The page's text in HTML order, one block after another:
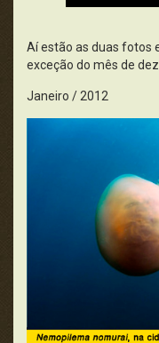
Aí estão as duas fotos
exceção do mês de
Janeiro / 2012